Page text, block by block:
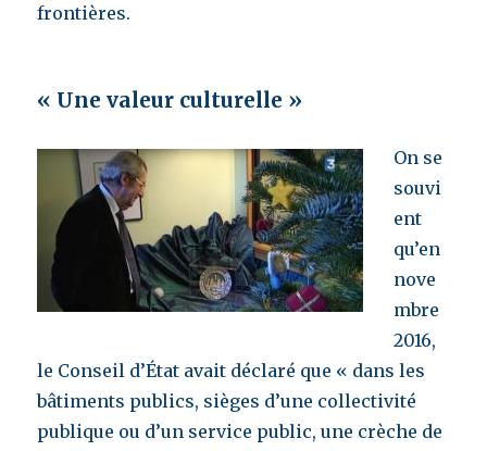
frontières.
« Une valeur culturelle »
On se
souvi
ent
qu’en
nove
mbre
2016,
le Conseil d’État avait déclaré que « dans les
bâtiments publics, sièges d’une collectivité
publique ou d’un service public, une crèche de